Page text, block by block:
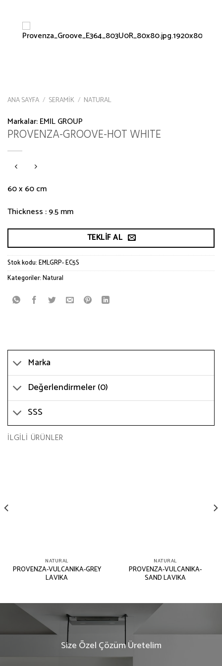
ANA SAYFA / SERAMIK / NATURAL
Markalar:EMIL GROUP
PROVENZA-GROOVE-HOT WHITE
60 x 60 cm
Thickness : 9.5 mm
TEKLIF AL
Stok kodu:EMLGRP- EC5S
Kategoriler:Natural
Marka
Değerlendirmeler (0)
SSS
İLGILI ÜRÜNLER
NATURAL
PROVENZA-VULCANIKA-GREY
LAVIKA
NATURAL
PROVENZA-VULCANIKA-
SAND LAVIKA
Size Özel Çözüm Üretelim